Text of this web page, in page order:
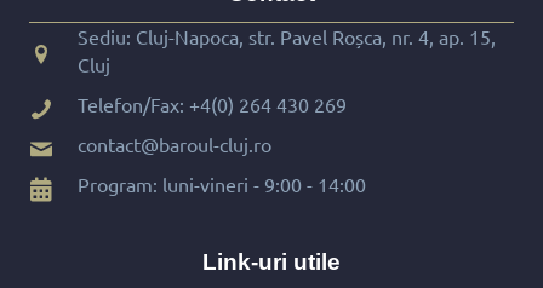
Sediu: Cluj-Napoca, str. Pavel Roșca, nr. 4, ap. 15,
Cluj
Telefon/Fax: +4(0) 264 430 269
contact@baroul-cluj.ro
Program: luni-vineri - 9:00 - 14:00
Link-uri utile